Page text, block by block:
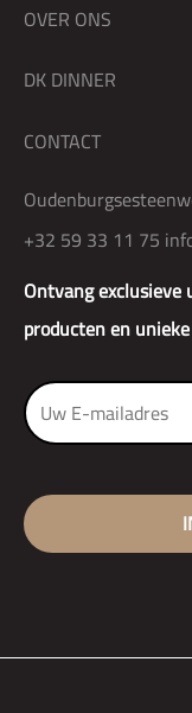
Ontvang
producten en
OVER ONS
DK DINNER
CONTACT
+32 59 33 11 75